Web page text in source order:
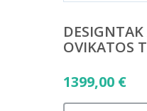
OVIKATOS
1399,00 €